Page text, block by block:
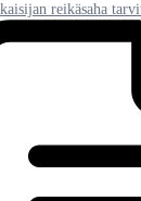
reikäsaha